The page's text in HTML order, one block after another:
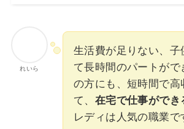
れいら
生活費が足りない、子
て長時間のパートがで
の方にも、短時間で高
て、 在宅で仕事ができ
レディは人気の職業で